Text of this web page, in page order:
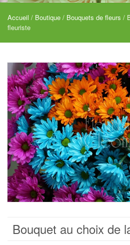
Accueil / Boutique / Bouquets de fleurs /
fleuriste
Bouquet au choix de